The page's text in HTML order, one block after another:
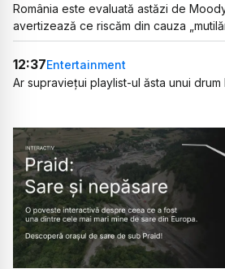
România este evaluată astăzi de
avertizează ce riscăm din cauza
12:37Entertainment
Ar supraviețui playlist-ul ăsta unui drum